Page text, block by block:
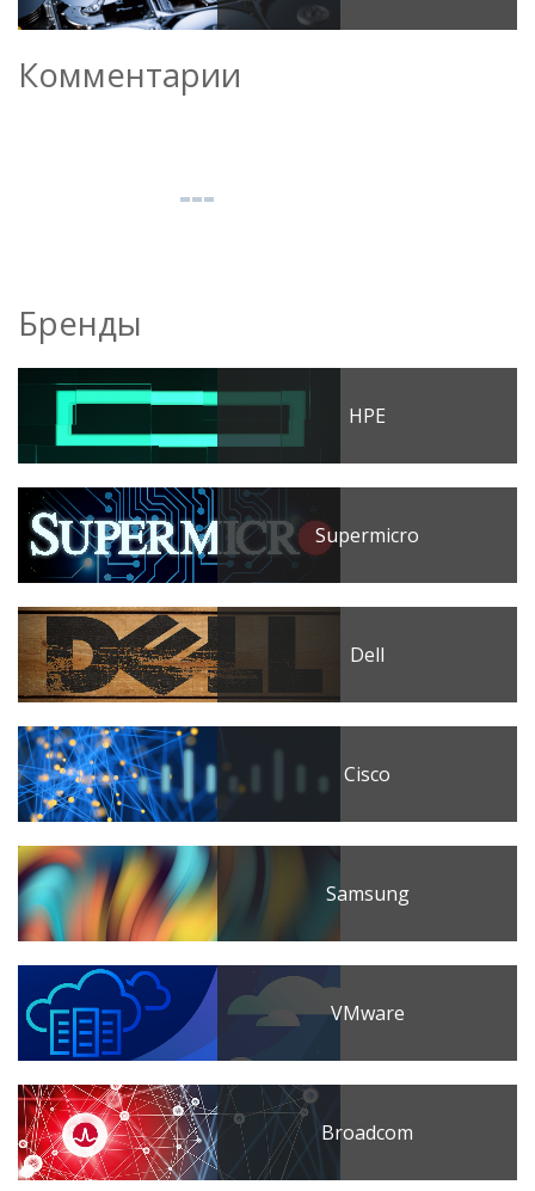
Комментарии
Бренды
HPE
Supermicro
Dell
Cisco
Samsung
VMware
Broadcom